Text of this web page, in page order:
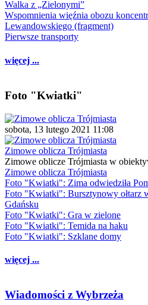
Walka z „Zielonymi”
Wspomnienia więźnia obozu
Lewandowskiego (fragment)
Pierwsze transporty
więcej ...
Foto "Kwiatki"
sobota, 13 lutego 2021 11:08
Zimowe oblicza Trójmiasta
Zimowe oblicze Trójmiasta w
Zimowe oblicza Trójmiasta
Foto "Kwiatki": Zima odwiedziła
Foto "Kwiatki": Bursztynowy ołtarz
Gdańsku
Foto "Kwiatki": Gra w zielone
Foto "Kwiatki": Temida na haku
Foto "Kwiatki": Szklane domy
więcej ...
Wiadomości z Wybrzeża